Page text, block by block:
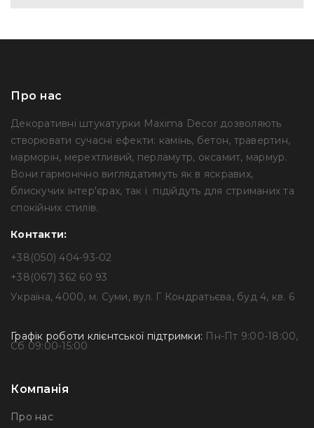
Про нас
Декоративні штукатурки Maxima Decor дозволяють
створювати сучасні ефекти: камінь, бетон, травертин,
марморін, мерехтливий, перламутр, оксамит, мармур.
Вони гармонічно виглядатимуть як в яскравих,
блискучих інтер'єрах, так і підійдуть для стриманих та
спокійних стилів.
Контакти:
+38(050) 404-93-02
+38(067) 362 60 93
Україна, 4000, м. Суми, вул. Г Кондратьєва, буд 4, кв. 6
Графік роботи клієнтської підтримки: Пн-Пт 9:00-18:00,
Сб 09:00-15:00
Компанія
Про нас